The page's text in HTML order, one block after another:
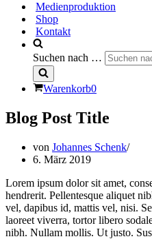
Medienproduktion
Shop
Kontakt
Suchen nach …
Warenkorb0
Blog Post Title
von Johannes Schenk
6. März 2019
Lorem ipsum dolor sit amet,
hendrerit. Pellentesque aliquet
vel, dapibus id, mattis vel, nisi.
laoreet viverra, tortor libero
nibh. Nullam mollis. Ut justo.